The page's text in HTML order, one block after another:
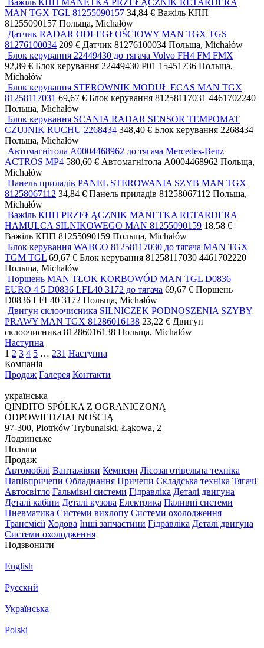
MAN TGX TGL 81255090157 34,84 € Важіль КПП
81255090157 Польща, Michałów
Датчик RADAR ODLEGŁOŚCIOWY MAN TGX TGS
81276100034 209 € Датчик 81276100034 Польща, Michałów
Блок керування 22449430 до тягача Volvo FH4 FM FMX
92,89 € Блок керування 22449430 P01 15451736 Польща,
Michałów
Блок керування STEROWNIK MODUŁ ECAS MAN TGX
81258117031 69,67 € Блок керування 81258117031 4461702240
Польща, Michałów
Блок керування SCANIA RADAR SENSOR TEMPOMAT
CZUJNIK RUCHU 2268434 348,40 € Блок керування 2268434
Польща, Michałów
Автомагнітола A0004468962 до тягача Mercedes-Benz
ACTROS MP4 580,60 € Автомагнітола A0004468962 Польща,
Michałów
Панель приладів PANEL STEROWANIA SZYB MAN TGX
81258067112 34,84 € Панель приладів 81258067112 Польща,
Michałów
Важіль КПП PRZEŁĄCZNIK MANETKA RETARDERA
HAMULCA SILNIKOWEGO MAN 81255090159 18,58 €
Важіль КПП 81255090159 Польща, Michałów
Блок керування WABCO 81258117030 до тягача MAN TGX
TGM TGL 69,67 € Блок керування 81258117030 4461702220
Польща, Michałów
Поршень MAN TŁOK KORBOWÓD MAN TGL D0836
EURO 4 5 D0836 LFL40 3172 до тягача 69,67 € Поршень
D0836 LFL40 3172 Польща, Michałów
Двигун склоочисника SILNICZEK PODNOSZENIA SZYBY
PRAWY MAN TGX 81286016138 23,22 € Двигун
склоочисника 81286016138 Польща, Michałów
Наступна
1 2 3 4 5 … 231 Наступна
Компанія
Продаж Галерея Контакти
українська
QINDITO SPÓŁKA Z OGRANICZONĄ
ODPOWIEDZIALNOŚCIĄ
97-300, Piotrków Trybunalski, Łąkowa, 2
Лодзинське
Польща
Продаж
Автомобілі Вантажівки Кемпери Лісозаготівельна техніка
Напівпричепи Обладнання Причепи Складська техніка Тягачі
Автосвітло Гальмівні системи Гідравліка Деталі двигуна
Деталі кабіни Деталі кузова Електрика Паливні системи
Пневматика Системи вихлопу Системи охолодження
Трансмісії Ходова Інші запчастини Гідравліка Деталі двигуна
Системи охолодження
Подзвонити
English
Русский
Українська
Polski